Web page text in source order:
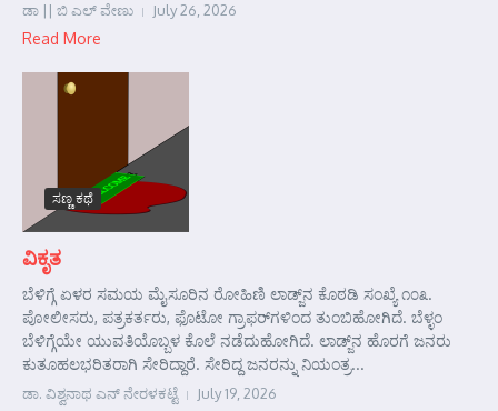
ಡಾ || ಬಿ ಎಲ್ ವೇಣು July 26, 2026
Read More
ಸಣ್ಣ ಕಥೆ
ವಿಕೃತ
ಬೆಳಿಗ್ಗೆ ಏಳರ ಸಮಯ ಮೈಸೂರಿನ ರೋಹಿಣಿ ಲಾಡ್ಜ್‌ನ ಕೊಠಡಿ ಸಂಖ್ಯೆ ೧೦೩.
ಪೋಲೀಸರು, ಪತ್ರಕರ್ತರು, ಫೊಟೋ ಗ್ರಾಫರ್‌ಗಳಿಂದ ತುಂಬಿಹೋಗಿದೆ. ಬೆಳ್ಳಂ
ಬೆಳಿಗ್ಗೆಯೇ ಯುವತಿಯೊಬ್ಬಳ ಕೊಲೆ ನಡೆದುಹೋಗಿದೆ. ಲಾಡ್ಜ್‌ನ ಹೊರಗೆ ಜನರು
ಕುತೂಹಲಭರಿತರಾಗಿ ಸೇರಿದ್ದಾರೆ. ಸೇರಿದ್ದ ಜನರನ್ನು ನಿಯಂತ್ರ...
ಡಾ. ವಿಶ್ವನಾಥ ಎನ್ ನೇರಳಕಟ್ಟೆ July 19, 2026